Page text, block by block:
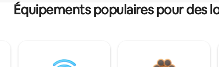
Équipements populaires pour des